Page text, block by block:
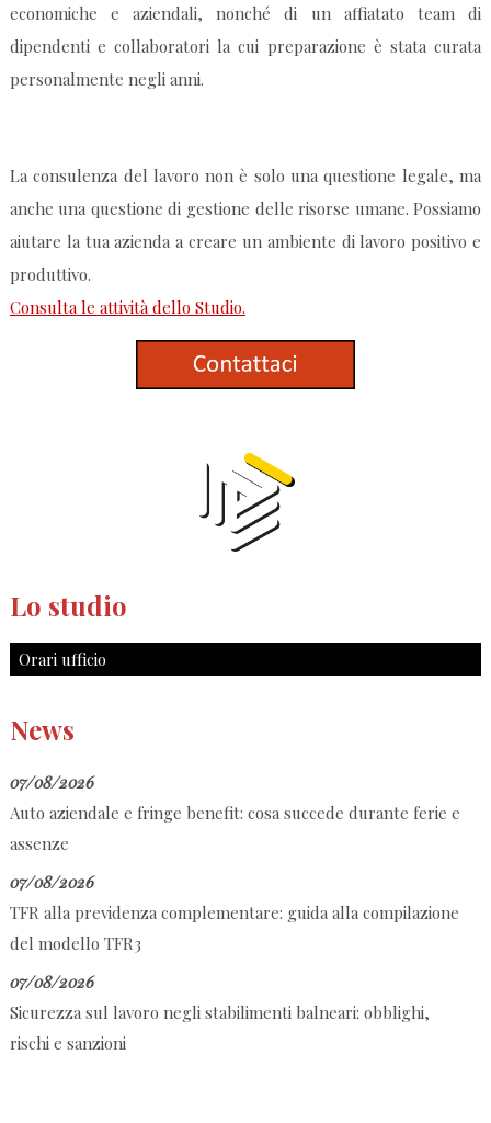
economiche e aziendali, nonché di un affiatato team di
dipendenti e collaboratori la cui preparazione è stata curata
personalmente negli anni.
La consulenza del lavoro non è solo una questione legale, ma
anche una questione di gestione delle risorse umane. Possiamo
aiutare la tua azienda a creare un ambiente di lavoro positivo e
produttivo.
Consulta le attività dello Studio.
Lo studio
Orari ufficio
News
07/08/2026
Auto aziendale e fringe benefit: cosa succede durante ferie e
assenze
07/08/2026
TFR alla previdenza complementare: guida alla compilazione
del modello TFR3
07/08/2026
Sicurezza sul lavoro negli stabilimenti balneari: obblighi,
rischi e sanzioni